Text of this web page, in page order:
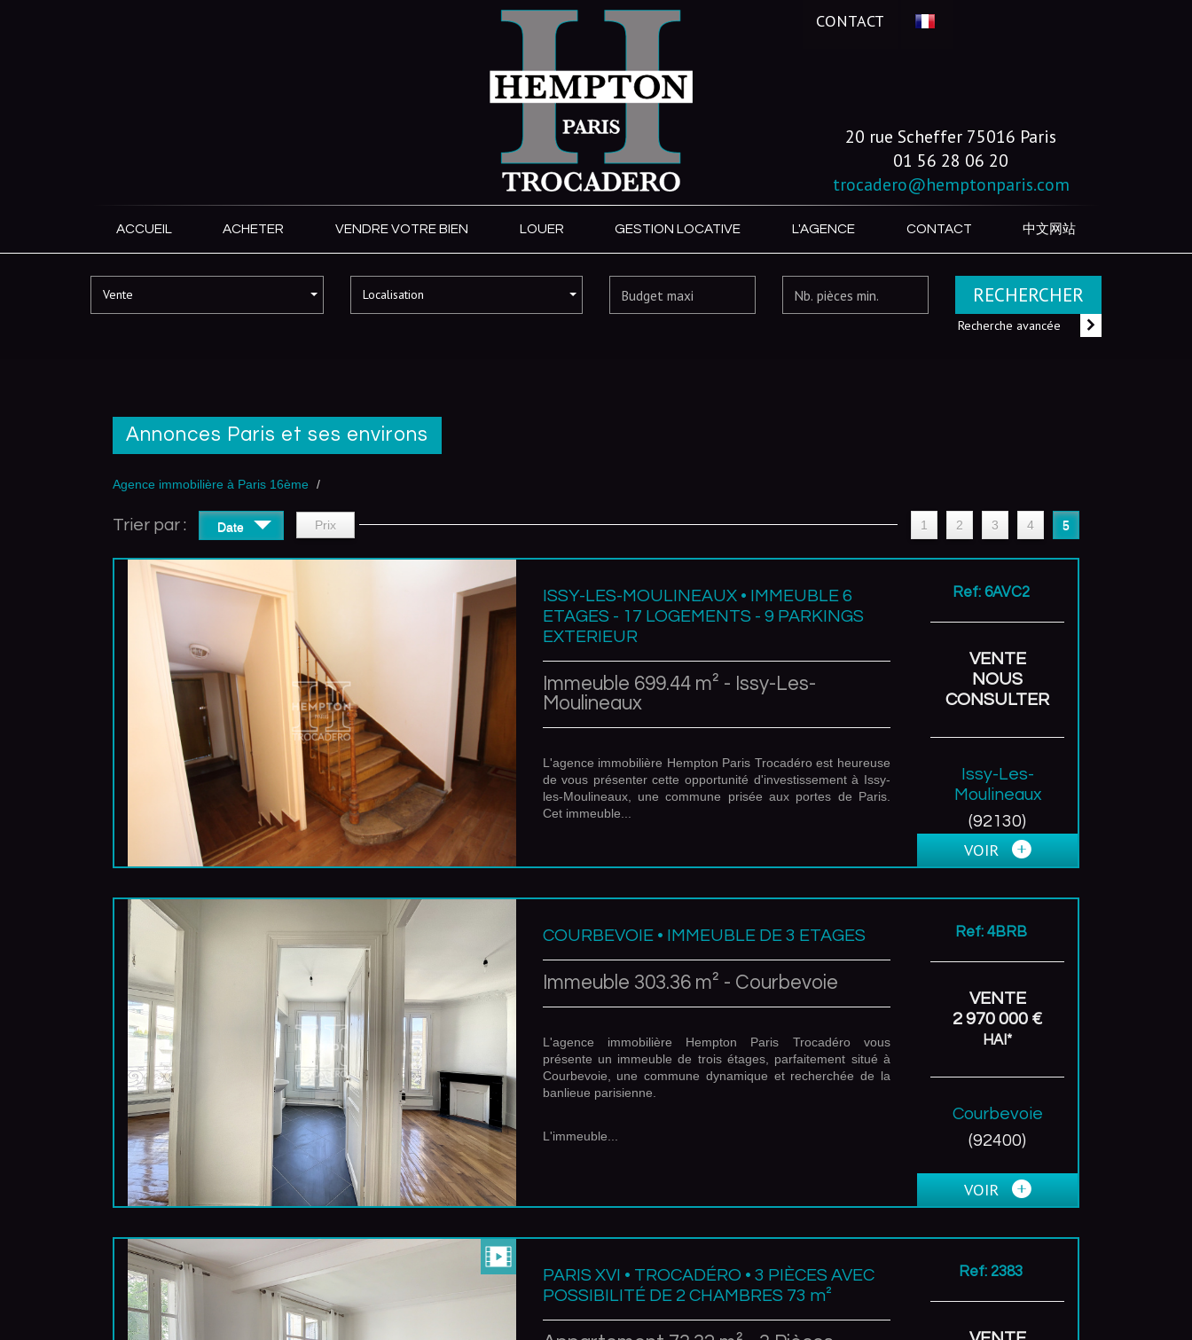
CONTACT
20 rue Scheffer 75016 Paris
01 56 28 06 20
trocadero@hemptonparis.com
ACCUEIL ACHETER VENDRE VOTRE BIEN LOUER GESTION LOCATIVE L'AGENCE CONTACT 中文网站
Vente Localisation RECHERCHER
Recherche avancée
Annonces Paris et ses environs
Agence immobilière à Paris 16ème
Trier par : Date Prix 1 2 3 4 5
ISSY-LES-MOULINEAUX • IMMEUBLE 6
ETAGES - 17 LOGEMENTS - 9 PARKINGS
EXTERIEUR
Immeuble 699.44 m² - Issy-Les-
Moulineaux
L'agence immobilière Hempton Paris Trocadéro est heureuse
de vous présenter cette opportunité d'investissement à Issy-
les-Moulineaux, une commune prisée aux portes de Paris.
Cet immeuble...
Ref: 6AVC2
VENTE
NOUS
CONSULTER
Issy-Les-
Moulineaux
(92130)
VOIR
COURBEVOIE • IMMEUBLE DE 3 ETAGES
Immeuble 303.36 m² - Courbevoie
L'agence immobilière Hempton Paris Trocadéro vous
présente un immeuble de trois étages, parfaitement situé à
Courbevoie, une commune dynamique et recherchée de la
banlieue parisienne.
L'immeuble...
Ref: 4BRB
VENTE
2 970 000 €
HAI*
Courbevoie
(92400)
VOIR
PARIS XVI • TROCADÉRO • 3 PIÈCES AVEC
POSSIBILITÉ DE 2 CHAMBRES 73 m²
Ref: 2383